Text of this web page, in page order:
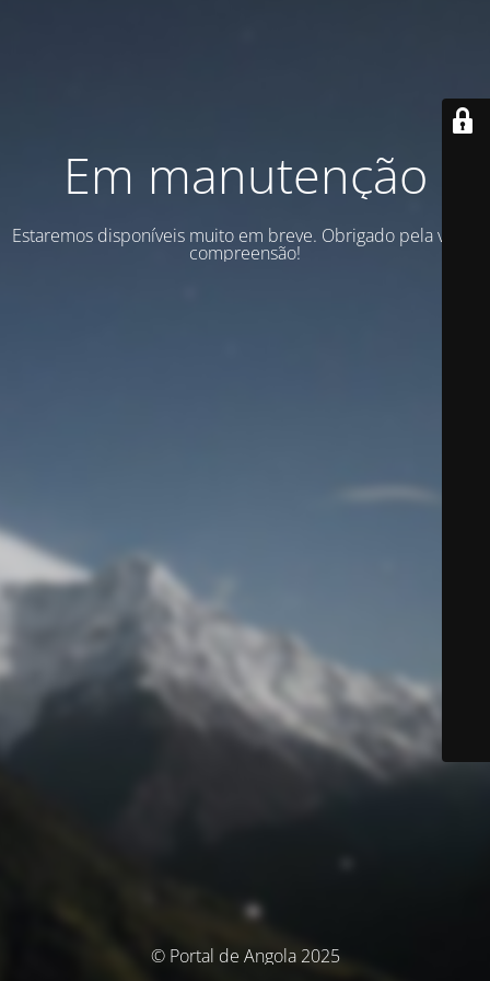
Em manutenção
Estaremos disponíveis muito em breve. Obrigado pela vossa
compreensão!
© Portal de Angola 2025